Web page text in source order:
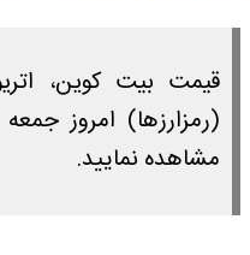
قیمت بیت کوین،
مشاهده نمایید.